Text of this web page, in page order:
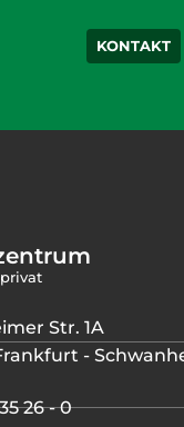
KONTAKT
Str. 1A
-
26 - 0